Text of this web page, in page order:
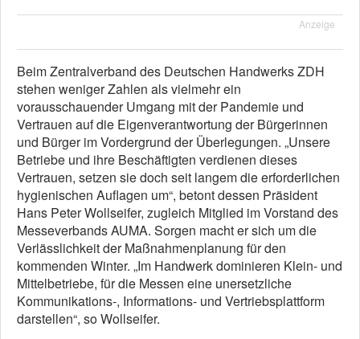
Anzeige
Beim Zentralverband des Deutschen Handwerks ZDH
stehen weniger Zahlen als vielmehr ein
vorausschauender Umgang mit der Pandemie und
Vertrauen auf die Eigenverantwortung der Bürgerinnen
und Bürger im Vordergrund der Überlegungen. „Unsere
Betriebe und ihre Beschäftigten verdienen dieses
Vertrauen, setzen sie doch seit langem die erforderlichen
hygienischen Auflagen um“, betont dessen Präsident
Hans Peter Wollseifer, zugleich Mitglied im Vorstand des
Messeverbands AUMA. Sorgen macht er sich um die
Verlässlichkeit der Maßnahmenplanung für den
kommenden Winter. „Im Handwerk dominieren Klein- und
Mittelbetriebe, für die Messen eine unersetzliche
Kommunikations-, Informations- und Vertriebsplattform
darstellen“, so Wollseifer.